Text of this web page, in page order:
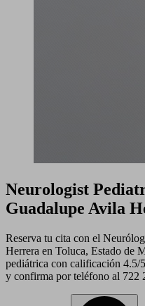
Neurologist
Guadalupe Avila
Reserva tu cita con el
Herrera en Toluca, Estado de
pediátrica con calificación 4.5/
y confirma por teléfono al 722